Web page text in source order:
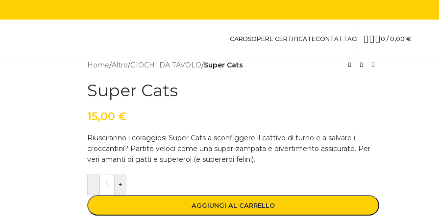
CARDSOPERE CERTIFICATECONTATTACI 0 / 0,00 €
Home/Altro/GIOCHI DA TAVOLO/Super Cats
Super Cats
15,00 €
Riusciranno i coraggiosi Super Cats a sconfiggere il cattivo di turno e a salvare i
croccantini? Partite veloci come una super-zampata e divertimento assicurato. Per
veri amanti di gatti e supereroi (e supereroi felini).
- +
AGGIUNGI AL CARRELLO